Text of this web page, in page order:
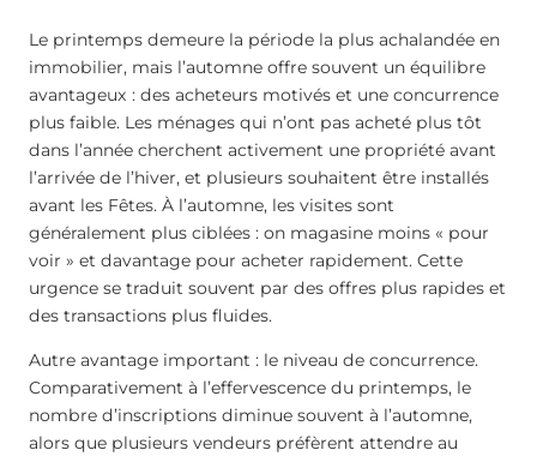
Le printemps demeure la période la plus achalandée en
immobilier, mais l’automne offre souvent un équilibre
avantageux : des acheteurs motivés et une concurrence
plus faible. Les ménages qui n’ont pas acheté plus tôt
dans l’année cherchent activement une propriété avant
l’arrivée de l’hiver, et plusieurs souhaitent être installés
avant les Fêtes. À l’automne, les visites sont
généralement plus ciblées : on magasine moins « pour
voir » et davantage pour acheter rapidement. Cette
urgence se traduit souvent par des offres plus rapides et
des transactions plus fluides.
Autre avantage important : le niveau de concurrence.
Comparativement à l’effervescence du printemps, le
nombre d’inscriptions diminue souvent à l’automne,
alors que plusieurs vendeurs préfèrent attendre au